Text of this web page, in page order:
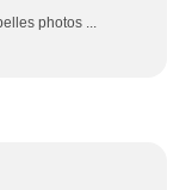
photos ...